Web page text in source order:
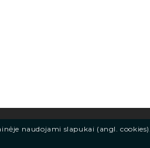
naudojami slapukai (angl.